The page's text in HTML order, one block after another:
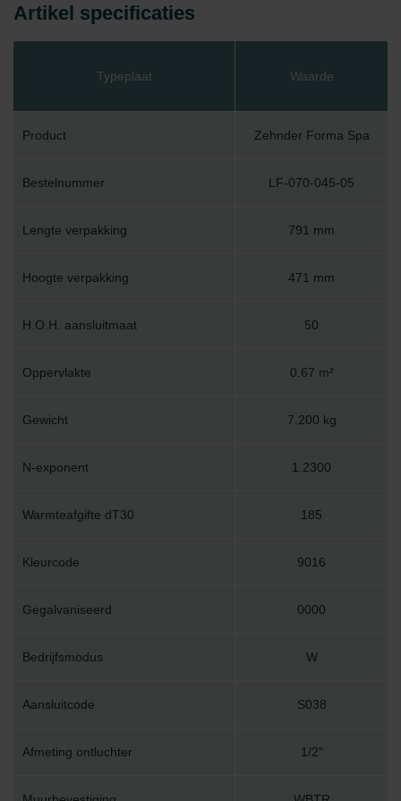
Artikel specificaties
Typeplaat Waarde
Product Zehnder Forma Spa
Bestelnummer LF-070-045-05
Lengte verpakking 791 mm
Hoogte verpakking 471 mm
H.O.H. aansluitmaat 50
Oppervlakte 0.67 m²
Gewicht 7.200 kg
N-exponent 1.2300
Warmteafgifte dT30 185
Kleurcode 9016
Gegalvaniseerd 0000
Bedrijfsmodus W
Aansluitcode S038
Afmeting ontluchter 1/2"